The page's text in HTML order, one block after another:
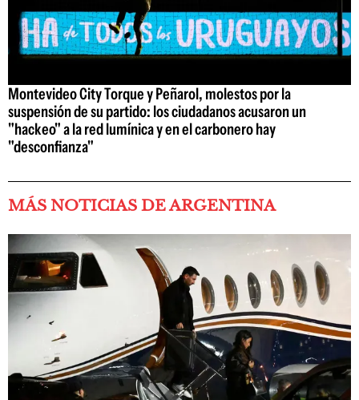
Montevideo City Torque y Peñarol, molestos por la
suspensión de su partido: los ciudadanos acusaron un
"hackeo" a la red lumínica y en el carbonero hay
"desconfianza"
MÁS NOTICIAS DE ARGENTINA